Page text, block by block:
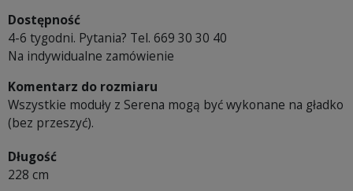
Dostępność
4-6 tygodni. Pytania? Tel. 669 30 30 40
Na indywidualne zamówienie
Komentarz do rozmiaru
Wszystkie moduły z Serena mogą być wykonane na gładko
(bez przeszyć).
Długość
228 cm